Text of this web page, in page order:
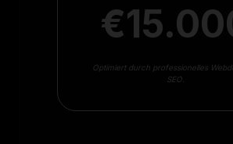
Optimiert durch professionelles
SEO.